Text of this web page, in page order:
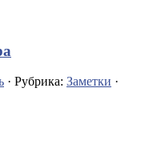
· Рубрика: Заметки ·